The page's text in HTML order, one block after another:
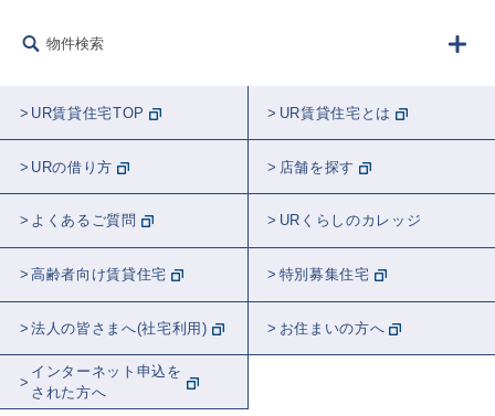
物件検索
UR賃貸住宅TOP UR賃貸住宅とは
URの借り方 店舗を探す
よくあるご質問 URくらしのカレッジ
高齢者向け賃貸住宅 特別募集住宅
法人の皆さまへ(社宅利用) お住まいの方へ
インターネット申込を
された方へ